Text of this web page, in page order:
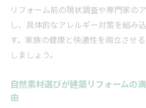
右する
建築リフォームで実感する
ケア方法
リフォーム前の現状調査や専門家の
し、具体的なアレルギー対策を組み
す。家族の健康と快適性を両立させ
しましょう。
自然素材選びが建築リフォームの
由